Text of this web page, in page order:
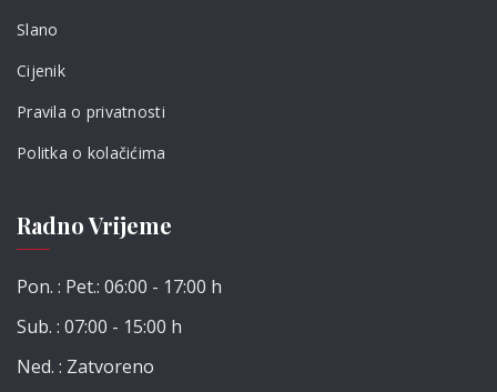
Slano
Cijenik
Pravila o privatnosti
Politka o kolačićima
Radno Vrijeme
Pon. : Pet.: 06:00 - 17:00 h
Sub. : 07:00 - 15:00 h
Ned. : Zatvoreno